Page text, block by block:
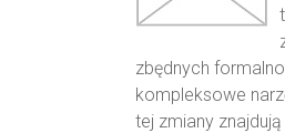
zbędnych
kompleksowe
tej zmiany znajdują